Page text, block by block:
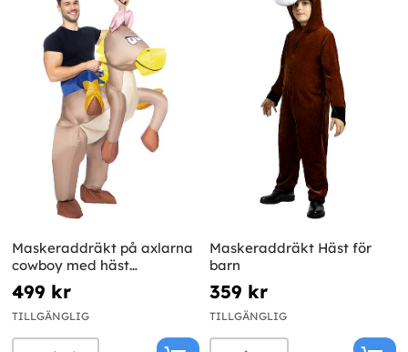
Maskeraddräkt på axlarna
cowboy med häst
uppblåsbar för vuxen
499 kr
TILLGÄNGLIG
Maskeraddräkt Häst för
barn
359 kr
TILLGÄNGLIG